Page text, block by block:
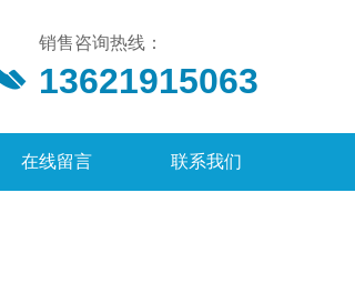
销售咨询热线：
13621915063
在线留言 联系我们